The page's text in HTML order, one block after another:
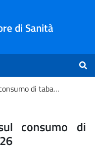
di Sanità
Rapporto Nazionale sul consumo di tabacco e nicotina – 2026
sul
consumo di